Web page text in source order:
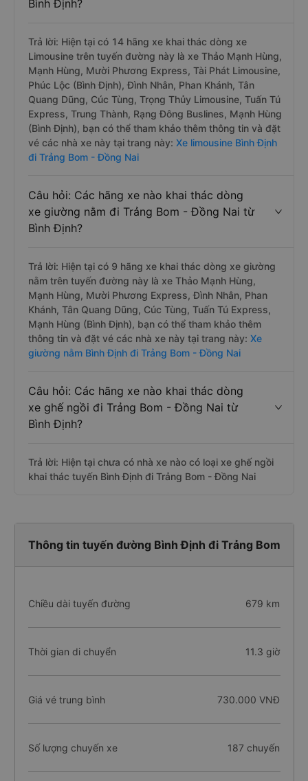
Bình Định?
Trả lời: Hiện tại có 14 hãng xe khai thác dòng xe
Limousine trên tuyến đường này là xe Thảo Mạnh Hùng,
Mạnh Hùng, Mười Phương Express, Tài Phát Limousine,
Phúc Lộc (Bình Định), Đình Nhân, Phan Khánh, Tân
Quang Dũng, Cúc Tùng, Trọng Thủy Limousine, Tuấn Tú
Express, Trung Thành, Rạng Đông Buslines, Mạnh Hùng
(Bình Định), bạn có thể tham khảo thêm thông tin và đặt
vé các nhà xe này tại trang này: Xe limousine Bình Định
đi Trảng Bom - Đồng Nai
Câu hỏi: Các hãng xe nào khai thác dòng
xe giường nằm đi Trảng Bom - Đồng Nai từ
Bình Định?
Trả lời: Hiện tại có 9 hãng xe khai thác dòng xe giường
nằm trên tuyến đường này là xe Thảo Mạnh Hùng,
Mạnh Hùng, Mười Phương Express, Đình Nhân, Phan
Khánh, Tân Quang Dũng, Cúc Tùng, Tuấn Tú Express,
Mạnh Hùng (Bình Định), bạn có thể tham khảo thêm
thông tin và đặt vé các nhà xe này tại trang này: Xe
giường nằm Bình Định đi Trảng Bom - Đồng Nai
Câu hỏi: Các hãng xe nào khai thác dòng
xe ghế ngồi đi Trảng Bom - Đồng Nai từ
Bình Định?
Trả lời: Hiện tại chưa có nhà xe nào có loại xe ghế ngồi
khai thác tuyến Bình Định đi Trảng Bom - Đồng Nai
Thông tin tuyến đường Bình Định đi Trảng Bom
Chiều dài tuyến đường 679 km
Thời gian di chuyển 11.3 giờ
Giá vé trung bình 730.000 VNĐ
Số lượng chuyến xe 187 chuyến